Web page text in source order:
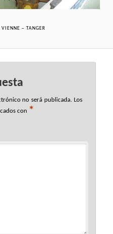
– TANGER
no será publicada. Los
con *